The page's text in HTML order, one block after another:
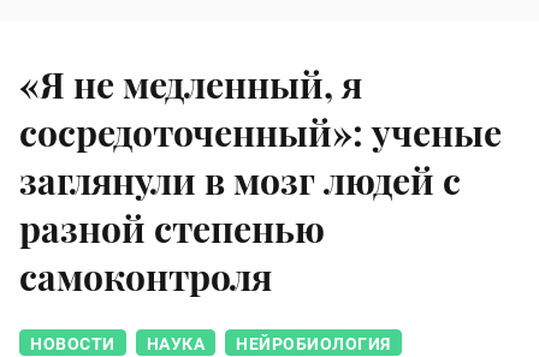
«Я не медленный, я
сосредоточенный»: ученые
заглянули в мозг людей с
разной степенью
самоконтроля
НОВОСТИ НАУКА НЕЙРОБИОЛОГИЯ